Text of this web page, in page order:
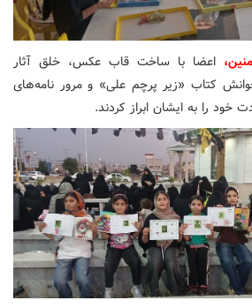
اعضا با ساخت قاب عکس، خلق آثار
کتاب «زیر پرچم علی» و مرور نامه‌های
خود را به ایشان ابراز کردند.